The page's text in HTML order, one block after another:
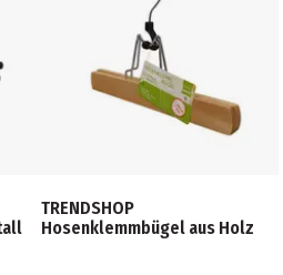
TRENDSHOP
Hosenklemmbügel aus Holz